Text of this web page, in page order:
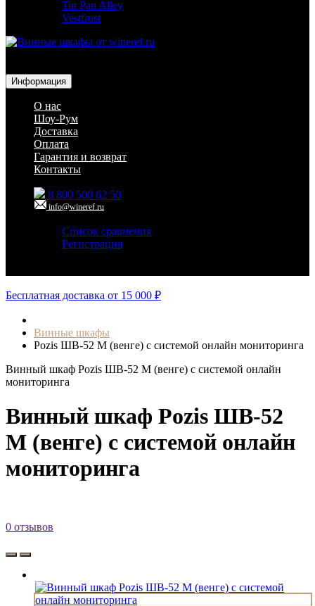
Tin Pan Alley
Vestfrost
Информация
О нас
Шоу-Рум
Доставка
Оплата
Гарантия и возврат
Контакты
8 800 500 62 50
info@wineref.ru
Список сравнения
Регистрация
Бесплатная доставка от 15 000 ₽
Винные шкафы
Pozis ШВ-52 М (венге) с системой онлайн мониторинга
Винный шкаф Pozis ШВ-52 М (венге) с системой онлайн
мониторинга
Винный шкаф Pozis ШВ-52
М (венге) с системой онлайн
мониторинга
0 отзывов